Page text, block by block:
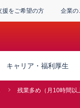
援をご希望の方 企業の
キャリア・福利厚生
残業多め（月10時間以